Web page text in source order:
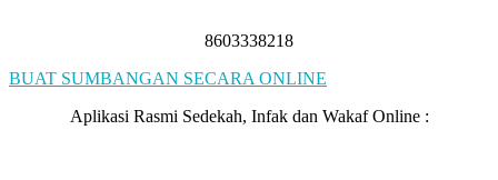
8603338218
BUAT SUMBANGAN SECARA ONLINE
Aplikasi Rasmi Sedekah, Infak dan Wakaf Online :